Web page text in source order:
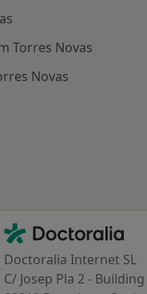
Torres Novas
Novas
Contacto
Doctoralia - Homepage
Doctoralia Internet SL
C/ Josep Pla 2 -